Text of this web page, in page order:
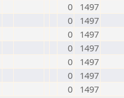
0
1497
0
1497
0
1497
0
1497
0
1497
0
1497
0 1497